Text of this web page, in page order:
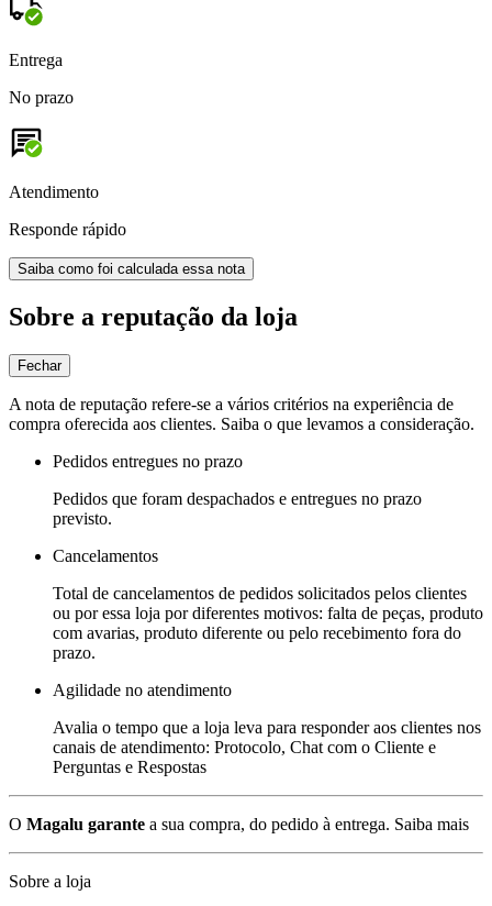
Entrega
No prazo
Atendimento
Responde rápido
Saiba como foi calculada essa nota
Sobre a reputação da loja
Fechar
A nota de reputação refere-se a vários critérios na experiência de
compra oferecida aos clientes. Saiba o que levamos a consideração.
Pedidos entregues no prazo
Pedidos que foram despachados e entregues no prazo
previsto.
Cancelamentos
Total de cancelamentos de pedidos solicitados pelos clientes
ou por essa loja por diferentes motivos: falta de peças, produto
com avarias, produto diferente ou pelo recebimento fora do
prazo.
Agilidade no atendimento
Avalia o tempo que a loja leva para responder aos clientes nos
canais de atendimento: Protocolo, Chat com o Cliente e
Perguntas e Respostas
O Magalu garante a sua compra, do pedido à entrega. Saiba mais
Sobre a loja